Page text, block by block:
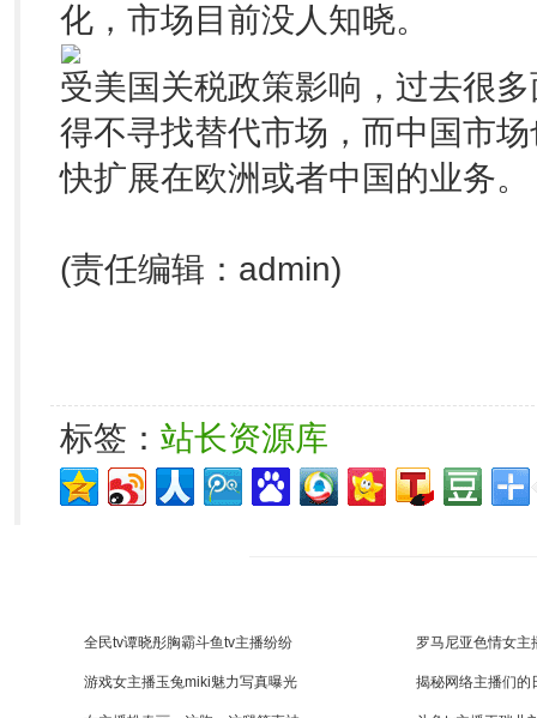
化，市场目前没人知晓。
受美国关税政策影响，过去很
得不寻找替代市场，而中国市
快扩展在欧洲或者中国的业务。
(责任编辑：admin)
标签： 站长资源库
全民tv谭晓彤胸霸斗鱼tv主播纷纷 罗马尼亚色情女主
游戏女主播玉兔miki魅力写真曝光 揭秘网络主播们的